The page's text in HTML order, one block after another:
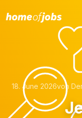
18. June 2026von